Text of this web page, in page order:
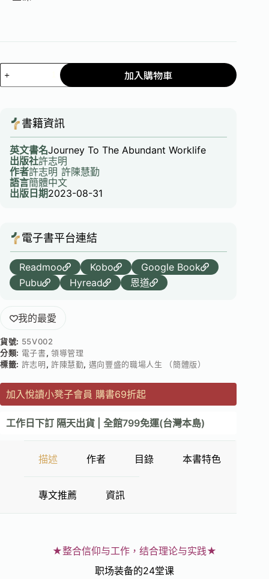
加入購物車
書籍資訊
英文書名Journey To The Abundant Worklife
出版社許志明
作者許志明 許陳慧勤
語言簡體中文
出版日期2023-08-31
電子書平台連結
Readmoo Kobo
Google Book
Pubu
Hyread 恩道
我的最愛
貨號: 55V002
分類: 電子書, 領導管理
標籤: 許志明, 許陳慧勤, 邁向豐盛的職場人生 （簡體版）
加入悅讀小凳子會員 購書69折起
工作日下訂 隔天出貨 | 全館799免運(台灣本島)
描述 作者 目錄 本書特色
專文推薦 資訊
★整合信仰与工作，结合理论与实践★
职场装备的24堂课